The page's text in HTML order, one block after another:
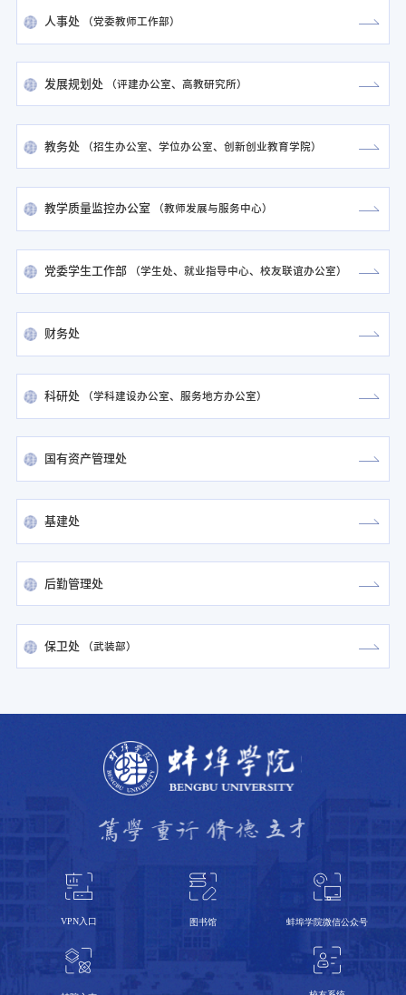
人事处 （党委教师工作部）
发展规划处 （评建办公室 高教研究所）
教务处 （招生办公室 学位办公室 创新创业教育学院）
教学质量监控办公室 （教师发展与服务中心）
党委学生工作部 （学生处、就业指导中心、校友联谊办公室）
财务处
科研处 （学科建设办公室 服务地方办公室）
国有资产管理处
基建处
后勤管理处
保卫处 （武装部）
VPN入口 图书馆 蚌埠学院微信公众号